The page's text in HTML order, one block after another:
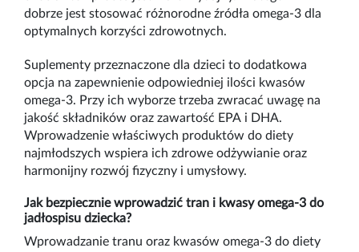
dobrze jest stosować różnorodne źródła omega-3 dla
optymalnych korzyści zdrowotnych.
Suplementy przeznaczone dla dzieci to dodatkowa
opcja na zapewnienie odpowiedniej ilości kwasów
omega-3. Przy ich wyborze trzeba zwracać uwagę na
jakość składników oraz zawartość EPA i DHA.
Wprowadzenie właściwych produktów do diety
najmłodszych wspiera ich zdrowe odżywianie oraz
harmonijny rozwój fizyczny i umysłowy.
Jak bezpiecznie wprowadzić tran i kwasy omega-3 do
jadłospisu dziecka?
Wprowadzanie tranu oraz kwasów omega-3 do diety